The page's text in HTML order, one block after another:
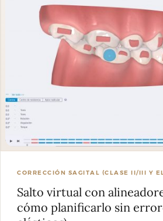
CORRECCIÓN SAGITAL (CLASE II/III Y
Salto virtual con
cómo planificarlo sin